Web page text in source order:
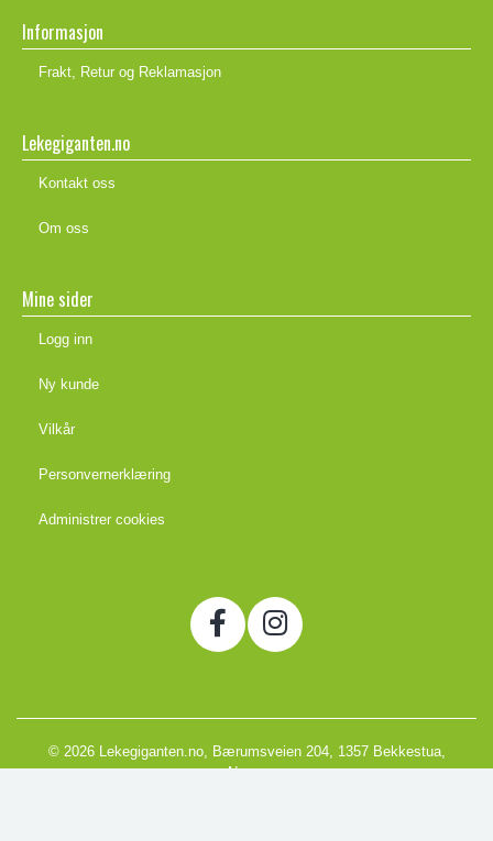
Informasjon
Frakt, Retur og Reklamasjon
Lekegiganten.no
Kontakt oss
Om oss
Mine sider
Logg inn
Ny kunde
Vilkår
Personvernerklæring
Administrer cookies
© 2026 Lekegiganten.no, Bærumsveien 204, 1357 Bekkestua,
Norge